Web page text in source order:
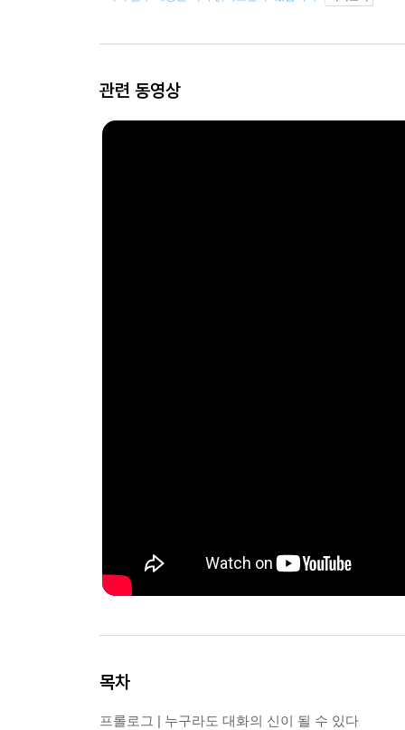
관련 동영상
목차
프롤로그 | 누구라도 대화의 신이 될 수 있다